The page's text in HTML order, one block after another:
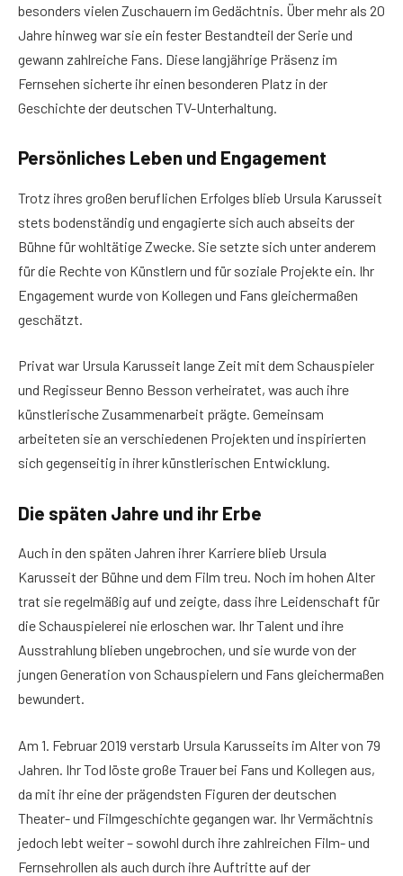
besonders vielen Zuschauern im Gedächtnis. Über mehr als 20
Jahre hinweg war sie ein fester Bestandteil der Serie und
gewann zahlreiche Fans. Diese langjährige Präsenz im
Fernsehen sicherte ihr einen besonderen Platz in der
Geschichte der deutschen TV-Unterhaltung.
Persönliches Leben und Engagement
Trotz ihres großen beruflichen Erfolges blieb Ursula Karusseit
stets bodenständig und engagierte sich auch abseits der
Bühne für wohltätige Zwecke. Sie setzte sich unter anderem
für die Rechte von Künstlern und für soziale Projekte ein. Ihr
Engagement wurde von Kollegen und Fans gleichermaßen
geschätzt.
Privat war Ursula Karusseit lange Zeit mit dem Schauspieler
und Regisseur Benno Besson verheiratet, was auch ihre
künstlerische Zusammenarbeit prägte. Gemeinsam
arbeiteten sie an verschiedenen Projekten und inspirierten
sich gegenseitig in ihrer künstlerischen Entwicklung.
Die späten Jahre und ihr Erbe
Auch in den späten Jahren ihrer Karriere blieb Ursula
Karusseit der Bühne und dem Film treu. Noch im hohen Alter
trat sie regelmäßig auf und zeigte, dass ihre Leidenschaft für
die Schauspielerei nie erloschen war. Ihr Talent und ihre
Ausstrahlung blieben ungebrochen, und sie wurde von der
jungen Generation von Schauspielern und Fans gleichermaßen
bewundert.
Am 1. Februar 2019 verstarb Ursula Karusseits im Alter von 79
Jahren. Ihr Tod löste große Trauer bei Fans und Kollegen aus,
da mit ihr eine der prägendsten Figuren der deutschen
Theater- und Filmgeschichte gegangen war. Ihr Vermächtnis
jedoch lebt weiter – sowohl durch ihre zahlreichen Film- und
Fernsehrollen als auch durch ihre Auftritte auf der